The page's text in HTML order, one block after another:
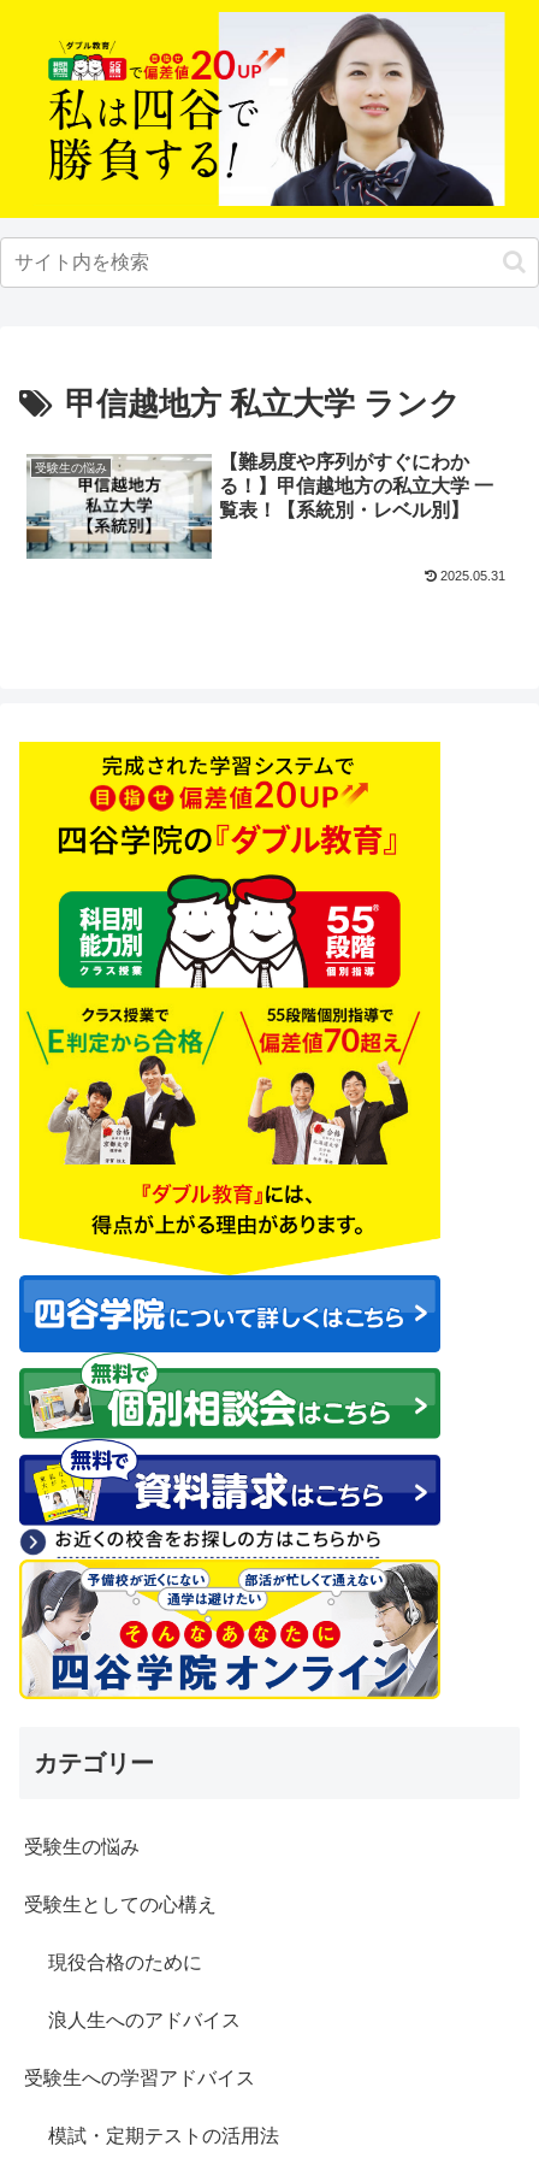
甲信越地方 私立大学 ランク
受験生の悩み
【難易度や序列がすぐにわか
る！】甲信越地方の私立大学 一
覧表！【系統別・レベル別】
2025.05.31
カテゴリー
受験生の悩み
受験生としての心構え
現役合格のために
浪人生へのアドバイス
受験生への学習アドバイス
模試・定期テストの活用法